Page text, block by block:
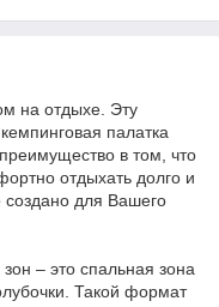
на отдыхе. Эту
палатка
в том, что
отдыхать долго и
создано для Вашего
– это спальная зона
Такой формат